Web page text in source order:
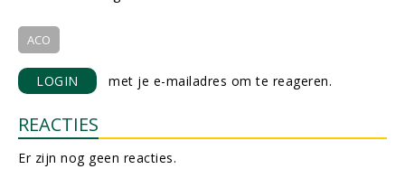
ACO
LOGIN met je e-mailadres om te reageren.
REACTIES
Er zijn nog geen reacties.